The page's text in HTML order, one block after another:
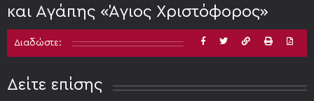
και Αγάπης «Άγιος Χριστόφορος»
Διαδώστε:
Δείτε επίσης